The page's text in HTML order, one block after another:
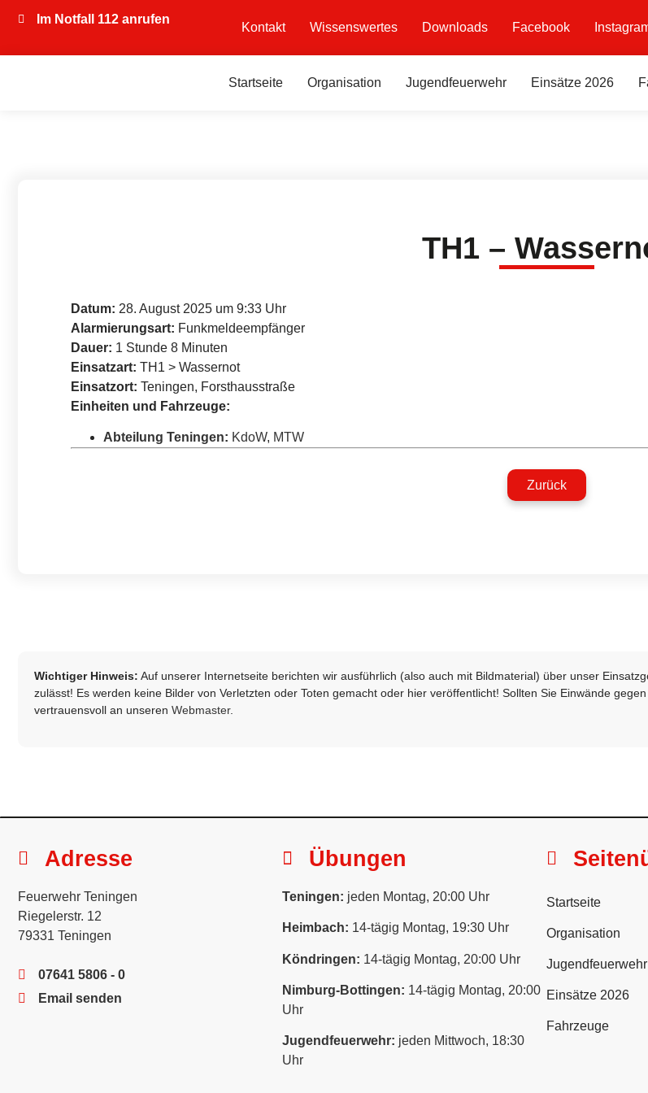
Im Notfall 112 anrufen
Kontakt Wissenswertes Downloads Facebook
Startseite Organisation Jugendfeuerwehr Einsätze 2026
TH1 –
Datum: 28. August 2025 um 9:33 Uhr
Alarmierungsart: Funkmeldeempfänger
Dauer: 1 Stunde 8 Minuten
Einsatzart: TH1 > Wassernot
Einsatzort: Teningen, Forsthausstraße
Einheiten und Fahrzeuge:
Abteilung Teningen: KdoW, MTW
Zurück
Wichtiger Hinweis: Auf unserer Internetseite berichten wir ausführlich (also auch mit Bildmaterial) über unser
zulässt! Es werden keine Bilder von Verletzten oder Toten gemacht oder hier veröffentlicht! Sollten Sie Einwände
vertrauensvoll an unseren Webmaster.
Adresse
Feuerwehr Teningen
Riegelerstr. 12
79331 Teningen
07641 5806 - 0
Email senden
Übungen
Teningen: jeden Montag, 20:00 Uhr
Heimbach: 14-tägig Montag, 19:30 Uhr
Köndringen: 14-tägig Montag, 20:00 Uhr
Nimburg-Bottingen: 14-tägig Montag, 20:00
Uhr
Jugendfeuerwehr: jeden Mittwoch, 18:30
Uhr
Startseite
Organisation
Jugendfeuerwehr
Einsätze 2026
Fahrzeuge